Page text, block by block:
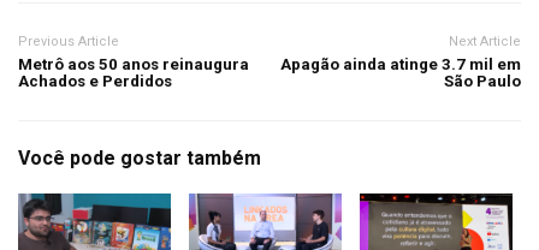
Previous Article
Metrô aos 50 anos reinaugura
Achados e Perdidos
Next Article
Apagão ainda atinge 3.7 mil em
São Paulo
Você pode gostar também